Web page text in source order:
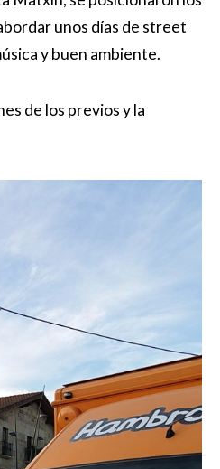
unos días de street
y buen ambiente.
de los previos y la